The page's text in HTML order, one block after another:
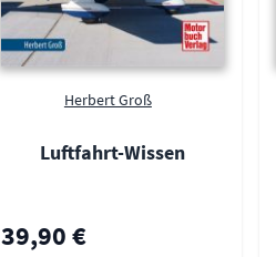
Herbert Groß
Luftfahrt-Wissen
39,90 €